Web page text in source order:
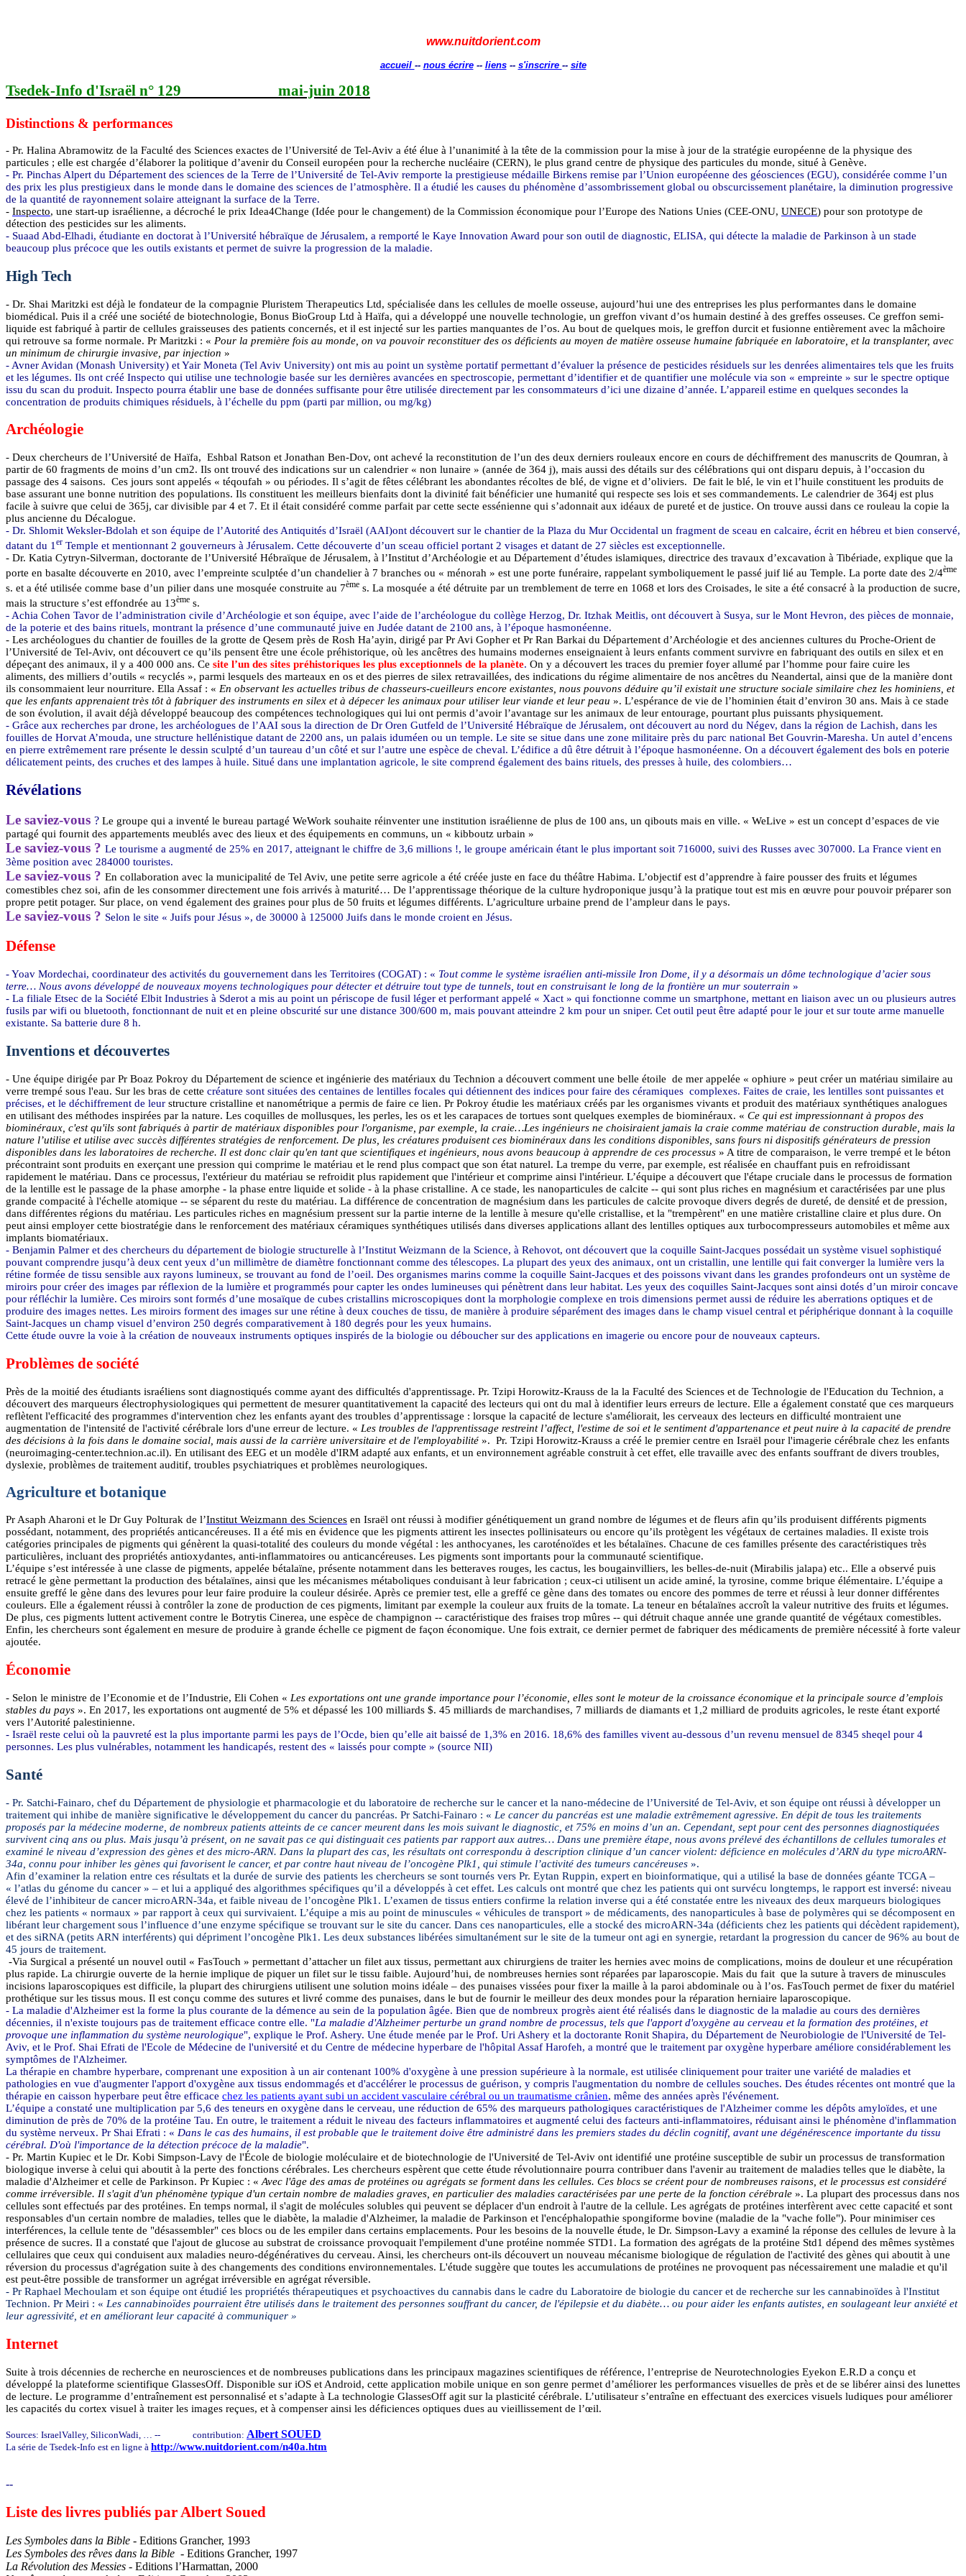
www.nuitdorient.com
accueil -- nous écrire-- liens-- s'inscrire -- site
Tsedek-Info d'Israël n° 129 mai-juin 2018
Distinctions & performances
- Pr. Halina Abramowitz de la Faculté des Sciences exactes de l’Université de Tel-Aviv a été élue à l’unanimité à la tête de la commission pour la mise à jour de la stratégie européenne de la physique des
particules ; elle est chargée d’élaborer la politique d’avenir du Conseil européen pour la recherche nucléaire (CERN), le plus grand centre de physique des particules du monde, situé à Genève.
- Pr. Pinchas Alpert du Département des sciences de la Terre de l’Université de Tel-Aviv remporte la prestigieuse médaille Birkens remise par l’Union européenne des géosciences (EGU), considérée comme l’un
des prix les plus prestigieux dans le monde dans le domaine des sciences de l’atmosphère. Il a étudié les causes du phénomène d’assombrissement global ou obscurcissement planétaire, la diminution progressive
de la quantité de rayonnement solaire atteignant la surface de la Terre.
- Inspecto, une start-up israélienne, a décroché le prix Idea4Change (Idée pour le changement) de la Commission économique pour l’Europe des Nations Unies (CEE-ONU, UNECE) pour son prototype de
détection des pesticides sur les aliments.
- Suaad Abd-Elhadi, étudiante en doctorat à l’Université hébraïque de Jérusalem, a remporté le Kaye Innovation Award pour son outil de diagnostic, ELISA, qui détecte la maladie de Parkinson à un stade
beaucoup plus précoce que les outils existants et permet de suivre la progression de la maladie.
High Tech
- Dr. Shai Maritzki est déjà le fondateur de la compagnie Pluristem Therapeutics Ltd, spécialisée dans les cellules de moelle osseuse, aujourd’hui une des entreprises les plus performantes dans le domaine
biomédical. Puis il a créé une société de biotechnologie, Bonus BioGroup Ltd à Haïfa, qui a développé une nouvelle technologie, un greffon vivant d’os humain destiné à des greffes osseuses. Ce greffon semi-
liquide est fabriqué à partir de cellules graisseuses des patients concernés, et il est injecté sur les parties manquantes de l’os. Au bout de quelques mois, le greffon durcit et fusionne entièrement avec la mâchoire
qui retrouve sa forme normale. Pr Maritzki : « Pour la première fois au monde, on va pouvoir reconstituer des os déficients au moyen de matière osseuse humaine fabriquée en laboratoire, et la transplanter, avec
un minimum de chirurgie invasive, par injection »
- Avner Avidan (Monash University) etYair Moneta (Tel Aviv University) ont mis au point un système portatif permettant d’évaluer la présence de pesticides résiduels sur les denrées alimentaires tels que les fruits
et les légumes. Ils ont créé Inspecto qui utilise une technologie basée sur les dernières avancées en spectroscopie, permettant d’identifier et de quantifier une molécule via son « empreinte » sur le spectre optique
issu du scan du produit. Inspecto pourra établir une base de données suffisante pour être utilisée directement par les consommateurs d’ici une dizaine d’année. L’appareil estime en quelques secondes la
concentration de produits chimiques résiduels, à l’échelle du ppm (parti par million, ou mg/kg)
Archéologie
- Deux chercheurs de l’Université de Haïfa, Eshbal Ratson et Jonathan Ben-Dov, ont achevé la reconstitution de l’un des deux derniers rouleaux encore en cours de déchiffrement des manuscrits de Qoumran, à
partir de 60 fragments de moins d’un cm2. Ils ont trouvé des indications sur un calendrier « non lunaire » (année de 364 j), mais aussi des détails sur des célébrations qui ont disparu depuis, à l’occasion du
passage des 4 saisons. Ces jours sont appelés « téqoufah » ou périodes. Il s’agit de fêtes célébrant les abondantes récoltes de blé, de vigne et d’oliviers. De fait le blé, le vin et l’huile constituent les produits de
base assurant une bonne nutrition des populations. Ils constituent les meilleurs bienfaits dont la divinité fait bénéficier une humanité qui respecte ses lois et ses commandements. Le calendrier de 364j est plus
facile à suivre que celui de 365j, car divisible par 4 et 7. Et il était considéré comme parfait par cette secte essénienne qui s’adonnait aux idéaux de pureté et de justice. On trouve aussi dans ce rouleau la copie la
plus ancienne du Décalogue.
- Dr. Shlomit Weksler-Bdolah et son équipe de l’Autorité des Antiquités d’Israël (AAI)ont découvert sur le chantier de la Plaza du Mur Occidental un fragment de sceau en calcaire, écrit en hébreu et bien conservé,
datant du 1 er Temple et mentionnant 2 gouverneurs à Jérusalem. Cette découverte d’un sceau officiel portant 2 visages et datant de 27 siècles est exceptionnelle.
- Dr. Katia Cytryn-Silverman, doctorante de l’Université Hébraïque de Jérusalem, à l’Institut d’Archéologie et au Département d’études islamiques, directrice des travaux d’excavation à Tibériade, explique que la
porte en basalte découverte en 2010, avec l’empreinte sculptée d’un chandelier à 7 branches ou « ménorah » est une porte funéraire, rappelant symboliquement le passé juif lié au Temple. La porte date des 2/4ème
s. et a été utilisée comme base d’un pilier dans une mosquée construite au 7ème s. La mosquée a été détruite par un tremblement de terre en 1068 et lors des Croisades, le site a été consacré à la production de sucre,
mais la structure s’est effondrée au 13ème s.
- Achia Cohen Tavor de l’administration civile d’Archéologie et son équipe, avec l’aide de l’archéologue du collège Herzog, Dr. Itzhak Meitlis, ont découvert à Susya, sur le Mont Hevron, des pièces de monnaie,
de la poterie et des bains rituels, montrant la présence d’une communauté juive en Judée datant de 2100 ans, à l’époque hasmonéenne.
- Les archéologues du chantier de fouilles de la grotte de Qesem près de Rosh Ha’ayin, dirigé par Pr Avi Gopher et Pr Ran Barkai du Département d’Archéologie et des anciennes cultures du Proche-Orient de
l’Université de Tel-Aviv, ont découvert ce qu’ils pensent être une école préhistorique, où les ancêtres des humains modernes enseignaient à leurs enfants comment survivre en fabriquant des outils en silex et en
dépeçant des animaux, il y a 400 000 ans. Ce site l’un des sites préhistoriques les plus exceptionnels de la planète. On y a découvert les traces du premier foyer allumé par l’homme pour faire cuire les
aliments, des milliers d’outils « recyclés », parmi lesquels des marteaux en os et des pierres de silex retravaillées, des indications du régime alimentaire de nos ancêtres du Neandertal, ainsi que de la manière dont
ils consommaient leur nourriture. Ella Assaf : « En observant les actuelles tribus de chasseurs-cueilleurs encore existantes, nous pouvons déduire qu’il existait une structure sociale similaire chez les hominiens, et
que les enfants apprenaient très tôt à fabriquer des instruments en silex et à dépecer les animaux pour utiliser leur viande et leur peau ». L’espérance de vie de l’hominien était d’environ 30 ans. Mais à ce stade
de son évolution, il avait déjà développé beaucoup des compétences technologiques qui lui ont permis d’avoir l’avantage sur les animaux de leur entourage, pourtant plus puissants physiquement.
- Grâce aux recherches par drone, les archéologues de l’AAI sous la direction de Dr Oren Gutfeld de l’Université Hébraïque de Jérusalem, ont découvert au nord du Négev, dans la région de Lachish, dans les
fouilles de Horvat A’mouda, une structure hellénistique datant de 2200 ans, un palais iduméen ou un temple. Le site se situe dans une zone militaire près du parc national Bet Gouvrin-Maresha. Un autel d’encens
en pierre extrêmement rare présente le dessin sculpté d’un taureau d’un côté et sur l’autre une espèce de cheval. L’édifice a dû être détruit à l’époque hasmonéenne. On a découvert également des bols en poterie
délicatement peints, des cruches et des lampes à huile. Situé dans une implantation agricole, le site comprend également des bains rituels, des presses à huile, des colombiers…
Révélations
Le saviez-vous ? Le groupe qui a inventé le bureau partagé WeWork souhaite réinventer une institution israélienne de plus de 100 ans, un qibouts mais en ville. « WeLive » est un concept d’espaces de vie
partagé qui fournit des appartements meublés avec des lieux et des équipements en communs, un « kibboutz urbain »
Le saviez-vous ? Le tourisme a augmenté de 25% en 2017, atteignant le chiffre de 3,6 millions !, le groupe américain étant le plus important soit 716000, suivi des Russes avec 307000. La France vient en
3ème position avec 284000 touristes.
Le saviez-vous ? En collaboration avec la municipalité de Tel Aviv, une petite serre agricole a été créée juste en face du théâtre Habima. L’objectif est d’apprendre à faire pousser des fruits et légumes
comestibles chez soi, afin de les consommer directement une fois arrivés à maturité… De l’apprentissage théorique de la culture hydroponique jusqu’à la pratique tout est mis en œuvre pour pouvoir préparer son
propre petit potager. Sur place, on vend également des graines pour plus de 50 fruits et légumes différents. L’agriculture urbaine prend de l’ampleur dans le pays.
Le saviez-vous ? Selon le site « Juifs pour Jésus », de 30000 à 125000 Juifs dans le monde croient en Jésus.
Défense
-Yoav Mordechai, coordinateur des activités du gouvernement dans les Territoires (COGAT) : « Tout comme le système israélien anti-missile Iron Dome , il y a désormais un dôme technologique d’acier sous
terre… Nous avons développé de nouveaux moyens technologiques pour détecter et détruire tout type de tunnels, tout en construisant le long de la frontière un mur souterrain »
- La filiale Etsec de la Société Elbit Industries à Sderot a mis au point un périscope de fusil léger et performant appelé « Xact » qui fonctionne comme un smartphone, mettant en liaison avec un ou plusieurs autres
fusils par wifi ou bluetooth, fonctionnant de nuit et en pleine obscurité sur une distance 300/600 m, mais pouvant atteindre 2 km pour un sniper. Cet outil peut être adapté pour le jour et sur toute arme manuelle
existante. Sa batterie dure 8 h.
Inventions et découvertes
- Une équipe dirigée par Pr Boaz Pokroy du Département de science et ingénierie des matériaux du Technion a découvert comment une belle étoile de mer appelée « ophiure » peut créer un matériau similaire au
verre trempé sous l'eau. Sur les bras de cette créature sont situées des centaines de lentilles focales qui détiennent des indices pour faire des céramiques complexes. Faites de craie, les lentilles sont puissantes et
précises, et le déchiffrement de leur structure cristalline et nanométrique a permis de faire ce lien. Pr Pokroy étudie les matériaux créés par les organismes vivants et produit des matériaux synthétiques analogues
en utilisant des méthodes inspirées par la nature. Les coquilles de mollusques, les perles, les os et les carapaces de tortues sont quelques exemples de biominéraux. « Ce qui est impressionnant à propos des
biominéraux, c'est qu'ils sont fabriqués à partir de matériaux disponibles pour l'organisme, par exemple, la craie…Les ingénieurs ne choisiraient jamais la craie comme matériau de construction durable, mais la
nature l’utilise et utilise avec succès différentes stratégies de renforcement. De plus, les créatures produisent ces biominéraux dans les conditions disponibles, sans fours ni dispositifs générateurs de pression
disponibles dans les laboratoires de recherche. Il est donc clair qu'en tant que scientifiques et ingénieurs, nous avons beaucoup à apprendre de ces processus » A titre de comparaison, le verre trempé et le béton
précontraint sont produits en exerçant une pression qui comprime le matériau et le rend plus compact que son état naturel. La trempe du verre, par exemple, est réalisée en chauffant puis en refroidissant
rapidement le matériau. Dans ce processus, l'extérieur du matériau se refroidit plus rapidement que l'intérieur et comprime ainsi l'intérieur. L’équipe a découvert que l'étape cruciale dans le processus de formation
de la lentille est le passage de la phase amorphe - la phase entre liquide et solide - à la phase cristalline. A ce stade, les nanoparticules de calcite -- qui sont plus riches en magnésium et caractérisées par une plus
grande compacité à l'échelle atomique -- se séparent du reste du matériau. La différence de concentration de magnésium dans les particules de calcite provoque divers degrés de dureté, de densité et de pression,
dans différentes régions du matériau. Les particules riches en magnésium pressent sur la partie interne de la lentille à mesure qu'elle cristallise, et la "trempèrent" en une matière cristalline claire et plus dure. On
peut ainsi employer cette biostratégie dans le renforcement des matériaux céramiques synthétiques utilisés dans diverses applications allant des lentilles optiques aux turbocompresseurs automobiles et même aux
implants biomatériaux.
- Benjamin Palmer et des chercheurs du département de biologie structurelle à l’Institut Weizmann de la Science, à Rehovot, ont découvert que la coquille Saint-Jacques possédait un système visuel sophistiqué
pouvant comprendre jusqu’à deux cent yeux d’un millimètre de diamètre fonctionnant comme des télescopes. La plupart des yeux des animaux, ont un cristallin, une lentille qui fait converger la lumière vers la
rétine formée de tissu sensible aux rayons lumineux, se trouvant au fond de l’oeil. Des organismes marins comme la coquille Saint-Jacques et des poissons vivant dans les grandes profondeurs ont un système de
miroirs pour créer des images par réflexion de la lumière et programmés pour capter les ondes lumineuses qui pénètrent dans leur habitat. Les yeux des coquilles Saint-Jacques sont ainsi dotés d’un miroir concave
pour réfléchir la lumière. Ces miroirs sont formés d’une mosaïque de cubes cristallins microscopiques dont la morphologie complexe en trois dimensions permet aussi de réduire les aberrations optiques et de
produire des images nettes. Les miroirs forment des images sur une rétine à deux couches de tissu, de manière à produire séparément des images dans le champ visuel central et périphérique donnant à la coquille
Saint-Jacques un champ visuel d’environ 250 degrés comparativement à 180 degrés pour les yeux humains.
Cette étude ouvre la voie à la création de nouveaux instruments optiques inspirés de la biologie ou déboucher sur des applications en imagerie ou encore pour de nouveaux capteurs.
Problèmes de société
Près de la moitié des étudiants israéliens sont diagnostiqués comme ayant des difficultés d'apprentissage. Pr. Tzipi Horowitz-Krauss de la la Faculté des Sciences et de Technologie de l'Education du Technion, a
découvert des marqueurs électrophysiologiques qui permettent de mesurer quantitativement la capacité des lecteurs qui ont du mal à identifier leurs erreurs de lecture. Elle a également constaté que ces marqueurs
reflètent l'efficacité des programmes d'intervention chez les enfants ayant des troubles d’apprentissage : lorsque la capacité de lecture s'améliorait, les cerveaux des lecteurs en difficulté montraient une
augmentation de l'intensité de l'activité cérébrale lors d'une erreur de lecture. « Les troubles de l'apprentissage restreint l’affect, l'estime de soi et le sentiment d'appartenance et peut nuire à la capacité de prendre
des décisions à la fois dans le domaine social, mais aussi de la carrière universitaire et de l'employabilité ». Pr. Tzipi Horowitz-Krauss a créé le premier centre en Israël pour l'imagerie cérébrale chez les enfants
(neuroimaging-center.technion.ac.il). En utilisant des EEG et un modèle d'IRM adapté aux enfants, et un environnement agréable construit à cet effet, elle travaille avec des enfants souffrant de divers troubles,
dyslexie, problèmes de traitement auditif, troubles psychiatriques et problèmes neurologiques.
Agriculture et botanique
Pr Asaph Aharoni et le Dr Guy Polturak de l’Institut Weizmann des Sciences en Israël ont réussi à modifier génétiquement un grand nombre de légumes et de fleurs afin qu’ils produisent différents pigments
possédant, notamment, des propriétés anticancéreuses. Il a été mis en évidence que les pigments attirent les insectes pollinisateurs ou encore qu’ils protègent les végétaux de certaines maladies. Il existe trois
catégories principales de pigments qui génèrent la quasi-totalité des couleurs du monde végétal : les anthocyanes, les caroténoïdes et les bétalaïnes. Chacune de ces familles présente des caractéristiques très
particulières, incluant des propriétés antioxydantes, anti-inflammatoires ou anticancéreuses. Les pigments sont importants pour la communauté scientifique.
L’équipe s’est intéressée à une classe de pigments, appelée bétalaïne, présente notamment dans les betteraves rouges, les cactus, les bougainvilliers, les belles-de-nuit (Mirabilis jalapa) etc.. Elle a observé puis
retracé le gène permettant la production des bétalaïnes, ainsi que les mécanismes métaboliques conduisant à leur fabrication ; ceux-ci utilisent un acide aminé, la tyrosine, comme brique élémentaire. L’équipe a
ensuite greffé le gène dans des levures pour leur faire produire la couleur désirée. Après ce premier test, elle a greffé ce gène dans des tomates ou encore des pommes de terre et réussi à leur donner différentes
couleurs. Elle a également réussi à contrôler la zone de production de ces pigments, limitant par exemple la couleur aux fruits de la tomate. La teneur en bétalaïnes accroît la valeur nutritive des fruits et légumes.
De plus, ces pigments luttent activement contre le Botrytis Cinerea, une espèce de champignon -- caractéristique des fraises trop mûres -- qui détruit chaque année une grande quantité de végétaux comestibles.
Enfin, les chercheurs sont également en mesure de produire à grande échelle ce pigment de façon économique. Une fois extrait, ce dernier permet de fabriquer des médicaments de première nécessité à forte valeur
ajoutée.
Économie
- Selon le ministre de l’Economie et de l’Industrie, Eli Cohen « Les exportations ont une grande importance pour l’économie, elles sont le moteur de la croissance économique et la principale source d’emplois
stables du pays ». En 2017, les exportations ont augmenté de 5% et dépassé les 100 milliards $. 45 milliards de marchandises, 7 milliards de diamants et 1,2 milliard de produits agricoles, le reste étant exporté
vers l’Autorité palestinienne.
- Israël reste celui où la pauvreté est la plus importante parmi les pays de l’Ocde, bien qu’elle ait baissé de 1,3% en 2016. 18,6% des familles vivent au-dessous d’un revenu mensuel de 8345 sheqel pour 4
personnes. Les plus vulnérables, notamment les handicapés, restent des « laissés pour compte » (source NII)
Santé
- Pr. Satchi-Fainaro, chef du Département de physiologie et pharmacologie et du laboratoire de recherche sur le cancer et la nano-médecine de l’Université de Tel-Aviv, et son équipe ont réussi à développer un
traitement qui inhibe de manière significative le développement du cancer du pancréas. Pr Satchi-Fainaro : « Le cancer du pancréas est une maladie extrêmement agressive. En dépit de tous les traitements
proposés par la médecine moderne, de nombreux patients atteints de ce cancer meurent dans les mois suivant le diagnostic, et 75% en moins d’un an. Cependant, sept pour cent des personnes diagnostiquées
survivent cinq ans ou plus. Mais jusqu’à présent, on ne savait pas ce qui distinguait ces patients par rapport aux autres… Dans une première étape, nous avons prélevé des échantillons de cellules tumorales et
examiné le niveau d’expression des gènes et des micro-ARN. Dans la plupart des cas, les résultats ont correspondu à description clinique d’un cancer violent: déficience en molécules d’ARN du type microARN-
34a, connu pour inhiber les gènes qui favorisent le cancer, et par contre haut niveau de l’oncogène Plk1, qui stimule l’activité des tumeurs cancéreuses ».
Afin d’examiner la relation entre ces résultats et la durée de survie des patients les chercheurs se sont tournés vers Pr. Eytan Ruppin, expert en bioinformatique, qui a utilisé la base de données géante TCGA –
« l’atlas du génome du cancer » – et lui a appliqué des algorithmes spécifiques qu’il a développés à cet effet. Les calculs ont montré que chez les patients qui ont survécu longtemps, le rapport est inversé: niveau
élevé de l’inhibiteur de cancer microARN-34a, et faible niveau de l’oncogène Plk1. L’examen de tissus entiers confirme la relation inverse qui a été constatée entre les niveaux des deux marqueurs biologiques
chez les patients « normaux » par rapport à ceux qui survivaient. L’équipe a mis au point de minuscules « véhicules de transport » de médicaments, des nanoparticules à base de polymères qui se décomposent en
libérant leur chargement sous l’influence d’une enzyme spécifique se trouvant sur le site du cancer. Dans ces nanoparticules, elle a stocké des microARN-34a (déficients chez les patients qui décèdent rapidement),
et des siRNA (petits ARN interférents) qui dépriment l’oncogène Plk1. Les deux substances libérées simultanément sur le site de la tumeur ont agi en synergie, retardant la progression du cancer de 96% au bout de
45 jours de traitement.
-Via Surgical a présenté un nouvel outil « FasTouch » permettant d’attacher un filet aux tissus, permettant aux chirurgiens de traiter les hernies avec moins de complications, moins de douleur et une récupération
plus rapide. La chirurgie ouverte de la hernie implique de piquer un filet sur le tissu faible. Aujourd’hui, de nombreuses hernies sont réparées par laparoscopie. Mais du fait que la suture à travers de minuscules
incisions laparoscopiques est difficile, la plupart des chirurgiens utilisent une solution moins idéale – des punaises vissées pour fixer la maille à la paroi abdominale ou à l’os. FasTouch permet de fixer du matériel
prothétique sur les tissus mous. Il est conçu comme des sutures et livré comme des punaises, dans le but de fournir le meilleur des deux mondes pour la réparation herniaire laparoscopique.
- La maladie d'Alzheimer est la forme la plus courante de la démence au sein de la population âgée. Bien que de nombreux progrès aient été réalisés dans le diagnostic de la maladie au cours des dernières
décennies, il n'existe toujours pas de traitement efficace contre elle. "La maladie d'Alzheimer perturbe un grand nombre de processus, tels que l'apport d'oxygène au cerveau et la formation des protéines, et
provoque une inflammation du système neurologique", explique le Prof. Ashery. Une étude menée par le Prof. Uri Ashery et la doctorante Ronit Shapira, du Département de Neurobiologie de l'Université de Tel-
Aviv, et le Prof. Shai Efrati de l'Ecole de Médecine de l'université et du Centre de médecine hyperbare de l'hôpital Assaf Harofeh, a montré que le traitement par oxygène hyperbare améliore considérablement les
symptômes de l'Alzheimer.
La thérapie en chambre hyperbare, comprenant une exposition à un air contenant 100% d'oxygène à une pression supérieure à la normale, est utilisée cliniquement pour traiter une variété de maladies et
pathologies en vue d'augmenter l'apport d'oxygène aux tissus endommagés et d'accélérer le processus de guérison, y compris l'augmentation du nombre de cellules souches. Des études récentes ont montré que la
thérapie en caisson hyperbare peut être efficace chez les patients ayant subi un accident vasculaire cérébral ou un traumatisme crânien, même des années après l'événement.
L’équipe a constaté une multiplication par 5,6 des teneurs en oxygène dans le cerveau, une réduction de 65% des marqueurs pathologiques caractéristiques de l'Alzheimer comme les dépôts amyloïdes, et une
diminution de près de 70% de la protéine Tau. En outre, le traitement a réduit le niveau des facteurs inflammatoires et augmenté celui des facteurs anti-inflammatoires, réduisant ainsi le phénomène d'inflammation
du système nerveux. Pr Shai Efrati : « Dans le cas des humains, il est probable que le traitement doive être administré dans les premiers stades du déclin cognitif, avant une dégénérescence importante du tissu
cérébral. D'où l'importance de la détection précoce de la maladie".
- Pr. Martin Kupiec et le Dr. Kobi Simpson-Lavy de l'École de biologie moléculaire et de biotechnologie de l'Université de Tel-Aviv ont identifié une protéine susceptible de subir un processus de transformation
biologique inverse à celui qui aboutit à la perte des fonctions cérébrales. Les chercheurs espèrent que cette étude révolutionnaire pourra contribuer dans l'avenir au traitement de maladies telles que le diabète, la
maladie d'Alzheimer et celle de Parkinson. Pr Kupiec : « Avec l'âge des amas de protéines ou agrégats se forment dans les cellules. Ces blocs se créent pour de nombreuses raisons, et le processus est considéré
comme irréversible. Il s'agit d'un phénomène typique d'un certain nombre de maladies graves, en particulier des maladies caractérisées par une perte de la fonction cérébrale ». La plupart des processus dans nos
cellules sont effectués par des protéines. En temps normal, il s'agit de molécules solubles qui peuvent se déplacer d'un endroit à l'autre de la cellule. Les agrégats de protéines interfèrent avec cette capacité et sont
responsables d'un certain nombre de maladies, telles que le diabète, la maladie d'Alzheimer, la maladie de Parkinson et l'encéphalopathie spongiforme bovine (maladie de la "vache folle"). Pour minimiser ces
interférences, la cellule tente de "désassembler" ces blocs ou de les empiler dans certains emplacements. Pour les besoins de la nouvelle étude, le Dr. Simpson-Lavy a examiné la réponse des cellules de levure à la
présence de sucres. Il a constaté que l'ajout de glucose au substrat de croissance provoquait l'empilement d'une protéine nommée STD1. La formation des agrégats de la protéine Std1 dépend des mêmes systèmes
cellulaires que ceux qui conduisent aux maladies neuro-dégénératives du cerveau. Ainsi, les chercheurs ont-ils découvert un nouveau mécanisme biologique de régulation de l'activité des gènes qui aboutit à une
réversion du processus d'agrégation suite à des changements des conditions environnementales. L'étude suggère que toutes les accumulations de protéines ne provoquent pas nécessairement une maladie et qu'il
est peut-être possible de transformer un agrégat irréversible en agrégat réversible.
- Pr Raphael Mechoulam et son équipe ont étudié les propriétés thérapeutiques et psychoactives du cannabis dans le cadre du Laboratoire de biologie du cancer et de recherche sur les cannabinoïdes à l'Institut
Technion. Pr Meiri : « Les cannabinoïdes pourraient être utilisés dans le traitement des personnes souffrant du cancer, de l'épilepsie et du diabète… ou pour aider les enfants autistes, en soulageant leur anxiété et
leur agressivité, et en améliorant leur capacité à communiquer »
Internet
Suite à trois décennies de recherche en neurosciences et de nombreuses publications dans les principaux magazines scientifiques de référence, l’entreprise de Neurotechnologies Eyekon E.R.D a conçu et
développé la plateforme scientifique GlassesOff. Disponible sur iOS et Android, cette application mobile unique en son genre permet d’améliorer les performances visuelles de près et de se libérer ainsi des lunettes
de lecture. Le programme d’entraînement est personnalisé et s’adapte à La technologie GlassesOff agit sur la plasticité cérébrale. L’utilisateur s’entraîne en effectuant des exercices visuels ludiques pour améliorer
les capacités du cortex visuel à traiter les images reçues, et à compenser ainsi les déficiences optiques dues au vieillissement de l’œil.
Sources: IsraelValley, SiliconWadi , … -- contribution: Albert SOUED
La série de Tsedek-Info est en ligne à http://www.nuitdorient.com/n40a.htm
--
Liste des livres publiés par Albert Soued
Les Symboles dans la Bible - Editions Grancher, 1993
Les Symboles des rêves dans la Bible - Editions Grancher, 1997
La Révolution des Messies - Editions l’Harmattan, 2000